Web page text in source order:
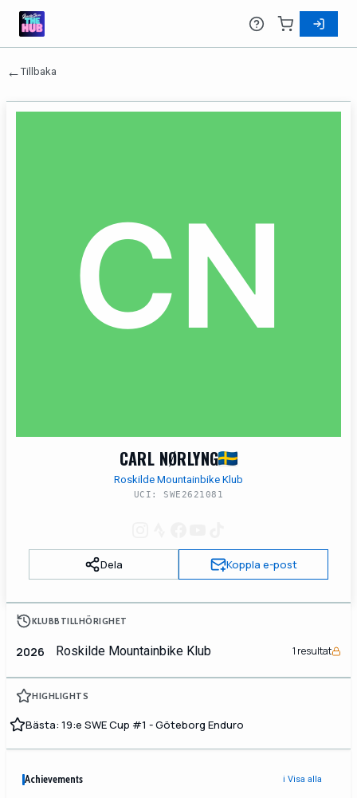
←Tillbaka
CARL NØRLYNG
Roskilde Mountainbike Klub
UCI: SWE2621081
Dela Koppla e-post
KLUBBTILLHÖRIGHET
2026 Roskilde Mountainbike Klub 1 resultat
HIGHLIGHTS
Bästa: 19:e SWE Cup #1 - Göteborg Enduro
Achievements ℹ️ Visa alla